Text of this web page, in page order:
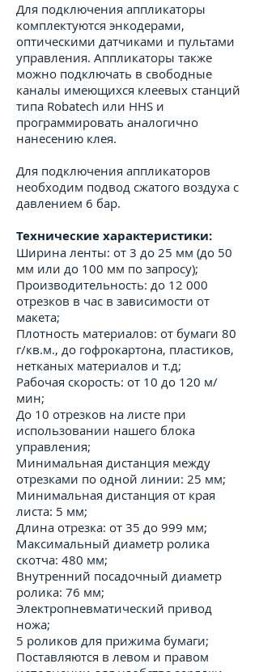
Для подключения аппликаторы
комплектуются энкодерами,
оптическими датчиками и пультами
управления. Аппликаторы также
можно подключать в свободные
каналы имеющихся клеевых станций
типа Robatech или HHS и
программировать аналогично
нанесению клея.
Для подключения аппликаторов
необходим подвод сжатого воздуха с
давлением 6 бар.
Технические характеристики:
Ширина ленты: от 3 до 25 мм (до 50
мм или до 100 мм по запросу);
Производительность: до 12 000
отрезков в час в зависимости от
макета;
Плотность материалов: от бумаги 80
г/кв.м., до гофрокартона, пластиков,
нетканых материалов и т.д;
Рабочая скорость: от 10 до 120 м/
мин;
До 10 отрезков на листе при
использовании нашего блока
управления;
Минимальная дистанция между
отрезками по одной линии: 25 мм;
Минимальная дистанция от края
листа: 5 мм;
Длина отрезка: от 35 до 999 мм;
Максимальный диаметр ролика
скотча: 480 мм;
Внутренний посадочный диаметр
ролика: 76 мм;
Электропневматический привод
ножа;
5 роликов для прижима бумаги;
Поставляются в левом и правом